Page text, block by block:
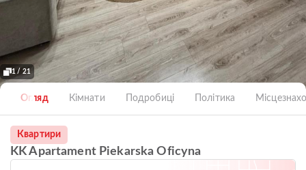
1 / 21
Огляд Кімнати Подробиці Політика
Квартири
KK Apartament Piekarska Oficyna